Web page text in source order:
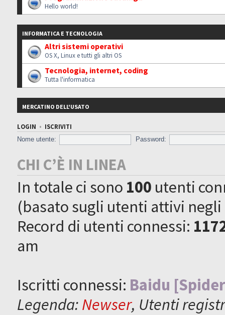
Hello world!
INFORMATICA E TECNOLOGIA
Altri sistemi operativi
OS X, Linux e tutti gli altri OS
Tecnologia, internet, coding
Tutta l'informatica
MERCATINO DELL'USATO
LOGIN • ISCRIVITI
Nome utente:
Password:
CHI C’È IN LINEA
In totale ci sono 100 utenti
(basato sugli utenti attivi
Record di utenti connessi:
am
Iscritti connessi: Baidu
Legenda:Newser, Utenti